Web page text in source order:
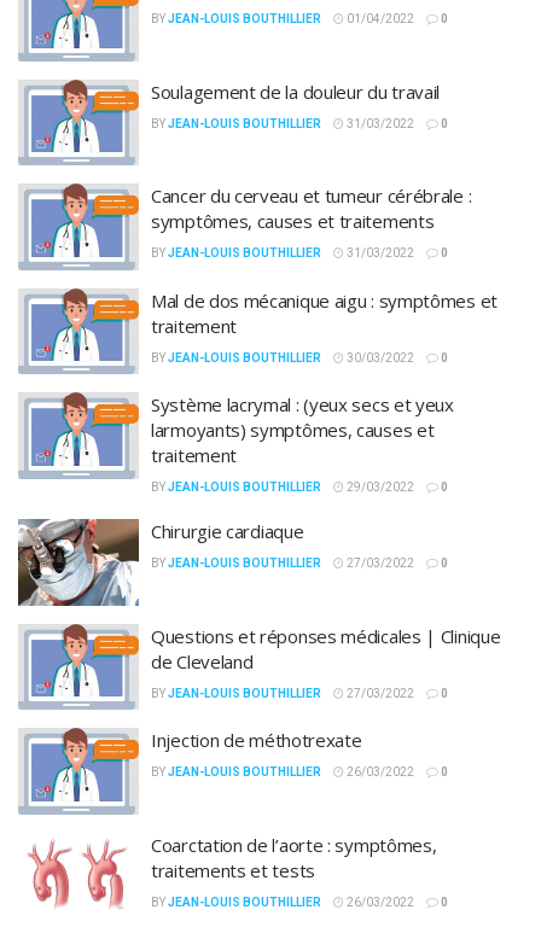
BYJEAN-LOUIS BOUTHILLIER 01/04/2022 0
Soulagement de la douleur du travail
BYJEAN-LOUIS BOUTHILLIER 31/03/2022 0
Cancer du cerveau et tumeur cérébrale :
symptômes, causes et traitements
BYJEAN-LOUIS BOUTHILLIER 31/03/2022 0
Mal de dos mécanique aigu : symptômes et
traitement
BYJEAN-LOUIS BOUTHILLIER 30/03/2022 0
Système lacrymal : (yeux secs et yeux
larmoyants) symptômes, causes et
traitement
BYJEAN-LOUIS BOUTHILLIER 29/03/2022 0
Chirurgie cardiaque
BYJEAN-LOUIS BOUTHILLIER 27/03/2022 0
Questions et réponses médicales | Clinique
de Cleveland
BYJEAN-LOUIS BOUTHILLIER 27/03/2022 0
Injection de méthotrexate
BYJEAN-LOUIS BOUTHILLIER 26/03/2022 0
Coarctation de l’aorte : symptômes,
traitements et tests
BYJEAN-LOUIS BOUTHILLIER 26/03/2022 0